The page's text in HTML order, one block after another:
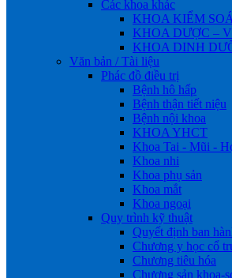
Các khoa khác
KHOA KIỂM
KHOA DƯỢC –
KHOA DINH
Văn bản / Tài liệu
Phác đồ điều trị
Bệnh hô hấp
Bệnh thận tiết niệu
Bệnh nội khoa
KHOA YHCT
Khoa Tai - Mũi -
Khoa nhi
Khoa phụ sản
Khoa mắt
Khoa ngoại
Quy trình kỹ thuật
Quyết định ban
Chương y học cổ
Chương tiêu hóa
Chương sản khoa-